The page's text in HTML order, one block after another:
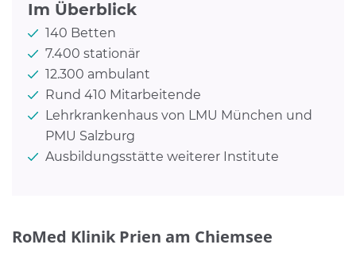
Im Überblick
140 Betten
7.400 stationär
12.300 ambulant
Rund 410 Mitarbeitende
Lehrkrankenhaus von LMU München und
PMU Salzburg
Ausbildungsstätte weiterer Institute
RoMed Klinik Prien am Chiemsee